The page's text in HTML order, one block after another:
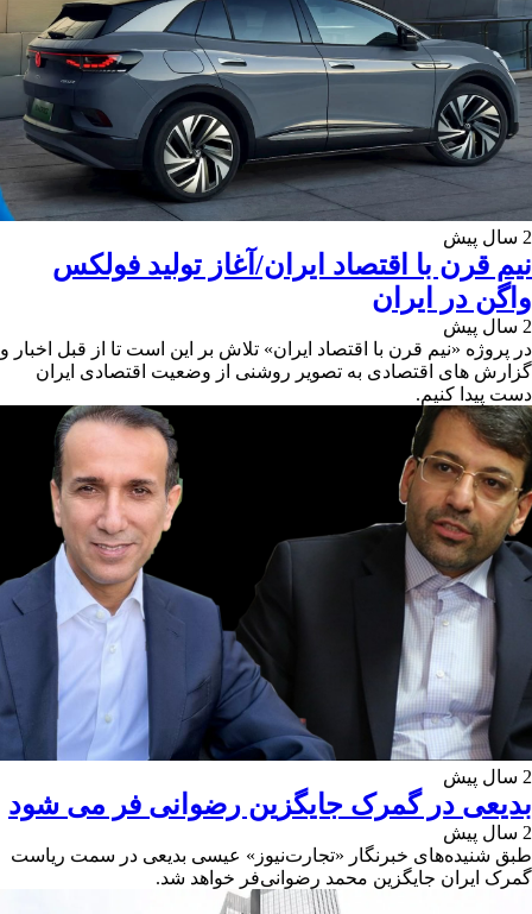
2 سال پیش
نیم قرن با اقتصاد ایران/آغاز تولید فولکس
واگن در ایران
2 سال پیش
در پروژه «نیم قرن با اقتصاد ایران» تلاش بر این است تا از قبل اخبار و
گزارش های اقتصادی به تصویر روشنی از وضعیت اقتصادی ایران
دست پیدا کنیم.
2 سال پیش
بدیعی در گمرک جایگزین رضوانی فر می شود
2 سال پیش
طبق شنیده‌های خبرنگار «تجارت‌نیوز» عیسی بدیعی در سمت ریاست
گمرک ایران جایگزین محمد رضوانی‌فر خواهد شد.